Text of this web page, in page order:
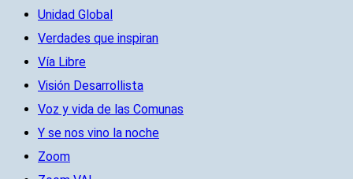
Unidad Global
Verdades que inspiran
Vía Libre
Visión Desarrollista
Voz y vida de las Comunas
Y se nos vino la noche
Zoom